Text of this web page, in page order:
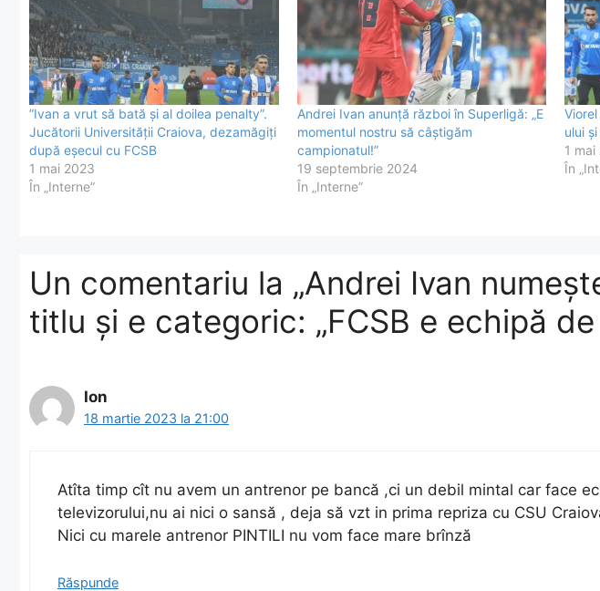
”Ivan a vrut să bată și al doilea penalty”.
Jucătorii Universității Craiova, dezamăgiți
după eșecul cu FCSB
1 mai 2023
În „Interne”
Andrei Ivan anunță război în Superligă: „E
momentul nostru să câştigăm
campionatul!”
19 septembrie 2024
În „Interne”
ului
1 mai
În
Un comentariu la „Andrei Ivan
titlu și e categoric: „FCSB e echipă de
Ion
18 martie 2023 la 21:00
Atîta timp cît nu avem un antrenor pe bancă ,ci un debil mintal car face
televizorului,nu ai nici o sansă , deja să vzt in prima repriza cu CSU
Nici cu marele antrenor PINTILI nu vom face mare brînză
Răspunde